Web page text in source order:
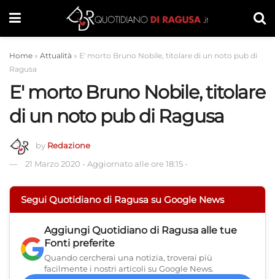
Home » Attualità » E' morto Bruno Nobile, titolare di un noto pub di
Ragusa
E' morto Bruno Nobile, titolare
di un noto pub di Ragusa
by Redazione
21 Marzo 2020 - Aggiornato alle ore 18:15 -
Segui Quotidiano di Ragusa su Google News
Aggiungi Quotidiano di Ragusa alle tue
Fonti preferite
Quando cercherai una notizia, troverai più
facilmente i nostri articoli su Google News.